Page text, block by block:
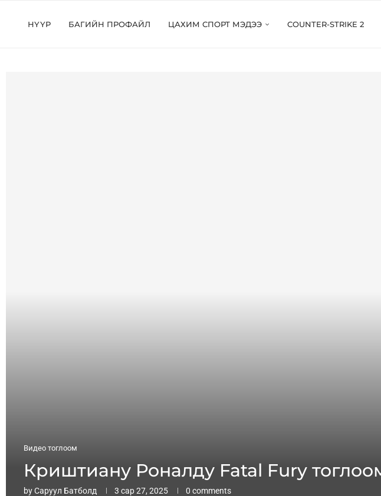
НҮҮР БАГИЙН ПРОФАЙЛ ЦАХИМ СПОРТ МЭДЭЭ COUNTER-STRIKE 2
Видео тоглоом
Криштиану Роналду Fatal Fury
byСаруул Батболд 3 сар 27, 2025 0 comments